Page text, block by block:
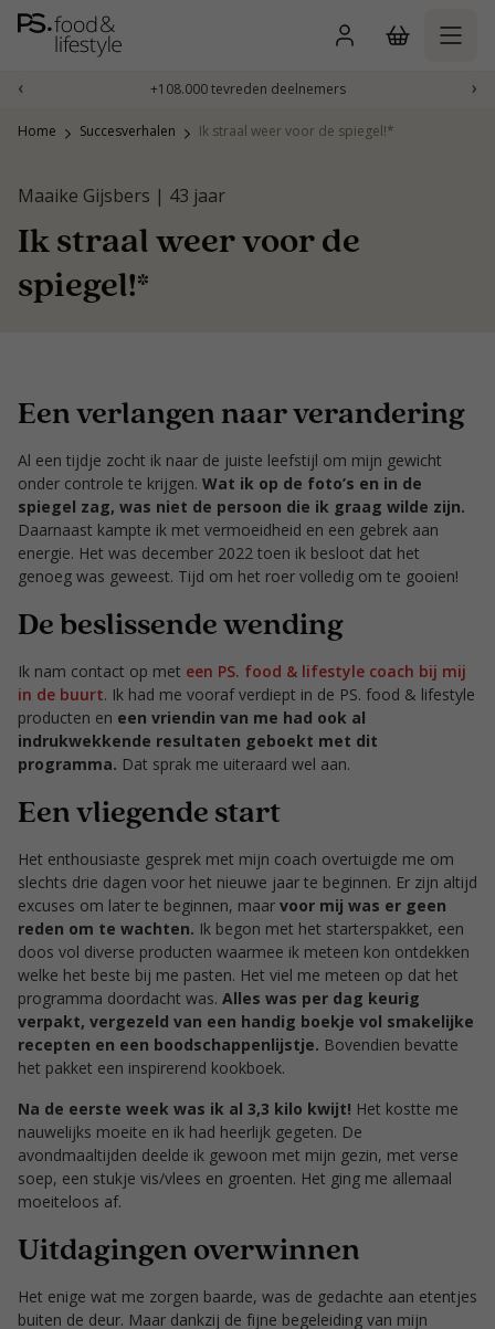
Naar
inhoud
‹ +108.000 tevreden deelnemers ›
Home Succesverhalen Ik straal weer voor de spiegel!*
Maaike Gijsbers | 43 jaar
Ik straal weer voor de
spiegel!*
Een verlangen naar verandering
Al een tijdje zocht ik naar de juiste leefstijl om mijn gewicht
onder controle te krijgen. Wat ik op de foto’s en in de
spiegel zag, was niet de persoon die ik graag wilde zijn.
Daarnaast kampte ik met vermoeidheid en een gebrek aan
energie. Het was december 2022 toen ik besloot dat het
genoeg was geweest. Tijd om het roer volledig om te gooien!
De beslissende wending
Ik nam contact op met een PS. food & lifestyle coach bij mij
in de buurt. Ik had me vooraf verdiept in de PS. food & lifestyle
producten en een vriendin van me had ook al
indrukwekkende resultaten geboekt met dit
programma. Dat sprak me uiteraard wel aan.
Een vliegende start
Het enthousiaste gesprek met mijn coach overtuigde me om
slechts drie dagen voor het nieuwe jaar te beginnen. Er zijn altijd
excuses om later te beginnen, maar voor mij was er geen
reden om te wachten. Ik begon met het starterspakket, een
doos vol diverse producten waarmee ik meteen kon ontdekken
welke het beste bij me pasten. Het viel me meteen op dat het
programma doordacht was. Alles was per dag keurig
verpakt, vergezeld van een handig boekje vol smakelijke
recepten en een boodschappenlijstje. Bovendien bevatte
het pakket een inspirerend kookboek.
Na de eerste week was ik al 3,3 kilo kwijt! Het kostte me
nauwelijks moeite en ik had heerlijk gegeten. De
avondmaaltijden deelde ik gewoon met mijn gezin, met verse
soep, een stukje vis/vlees en groenten. Het ging me allemaal
moeiteloos af.
Uitdagingen overwinnen
Het enige wat me zorgen baarde, was de gedachte aan etentjes
buiten de deur. Maar dankzij de fijne begeleiding van mijn